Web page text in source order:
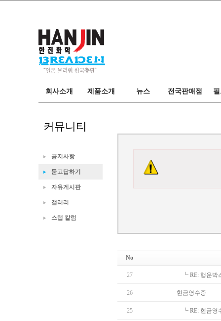
회사소개
오시는길
제품소개
마루후지
카탈로그
뉴스 전국판매점
전국판매점
스
커뮤니티
공지사항
묻고답하기
자유게시판
갤러리
스탭 칼럼
No
27 ┗ RE: 행운박
26 현금영수증
25 ┗ RE: 현금영